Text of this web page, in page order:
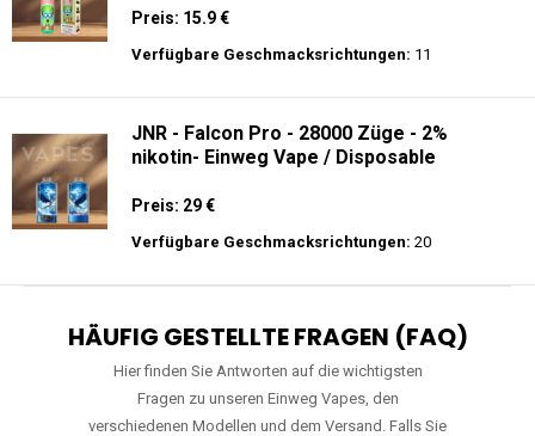
Preis: 15.9 €
Verfügbare Geschmacksrichtungen: 11
JNR - Falcon Pro - 28000 Züge - 2%
nikotin- Einweg Vape / Disposable
Preis: 29 €
Verfügbare Geschmacksrichtungen: 20
HÄUFIG GESTELLTE FRAGEN (FAQ)
Hier finden Sie Antworten auf die wichtigsten
Fragen zu unseren Einweg Vapes, den
verschiedenen Modellen und dem Versand. Falls Sie